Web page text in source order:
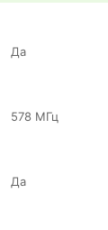
Да
578 МГц
Да